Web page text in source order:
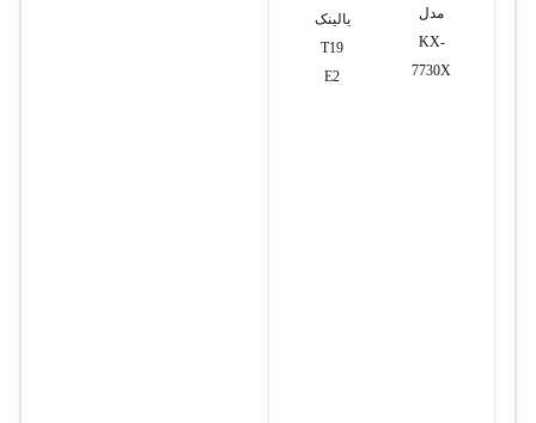
مدل
KX-
T7730X
یالینک
T19
E2